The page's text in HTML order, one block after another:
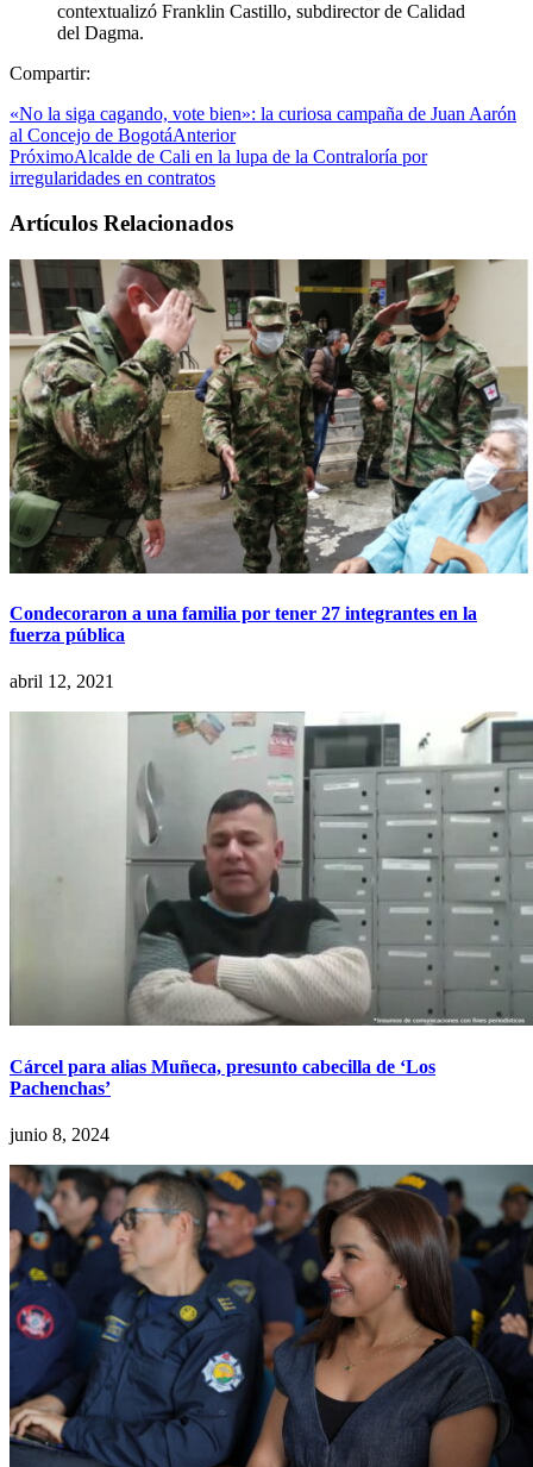
contextualizó Franklin Castillo, subdirector de Calidad
del Dagma.
Compartir:
«No la siga cagando, vote bien»: la curiosa campaña de Juan Aarón
al Concejo de BogotáAnterior
PróximoAlcalde de Cali en la lupa de la Contraloría por
irregularidades en contratos
Artículos Relacionados
Condecoraron a una familia por tener 27 integrantes en la
fuerza pública
abril 12, 2021
Cárcel para alias Muñeca, presunto cabecilla de ‘Los
Pachenchas’
junio 8, 2024